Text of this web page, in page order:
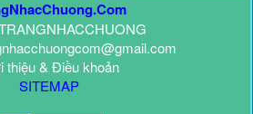
thiệu & Điều khoản
SITEMAP